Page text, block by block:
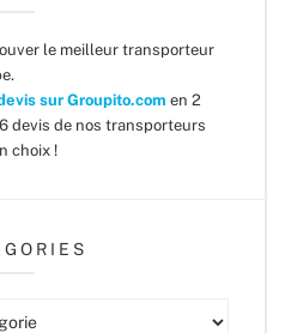
le meilleur transporteur
sur Groupito.com en 2
devis de nos transporteurs
choix !